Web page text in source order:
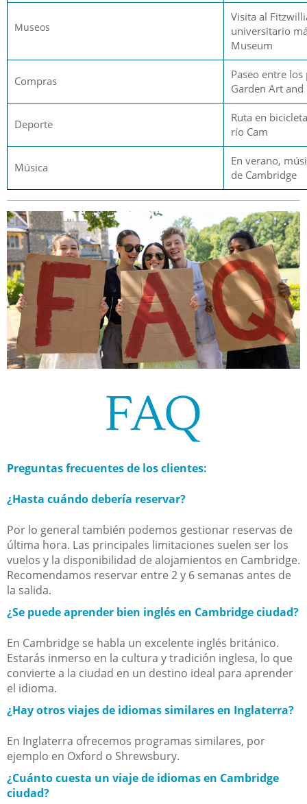
Museos
Visita al
universitario
Museum
Compras
Paseo entre los
Garden Art and
Deporte
Ruta en
río Cam
Música
En verano,
de Cambridge
FAQ
Preguntas frecuentes de los clientes:
¿Hasta cuándo debería reservar?
Por lo general también podemos gestionar reservas de
última hora. Las principales limitaciones suelen ser los
vuelos y la disponibilidad de alojamientos en Cambridge.
Recomendamos reservar entre 2 y 6 semanas antes de
la salida.
¿Se puede aprender bien inglés en Cambridge ciudad?
En Cambridge se habla un excelente inglés británico.
Estarás inmerso en la cultura y tradición inglesa, lo que
convierte a la ciudad en un destino ideal para aprender
el idioma.
¿Hay otros viajes de idiomas similares en Inglaterra?
En Inglaterra ofrecemos programas similares, por
ejemplo en Oxford o Shrewsbury.
¿Cuánto cuesta un viaje de idiomas en Cambridge
ciudad?